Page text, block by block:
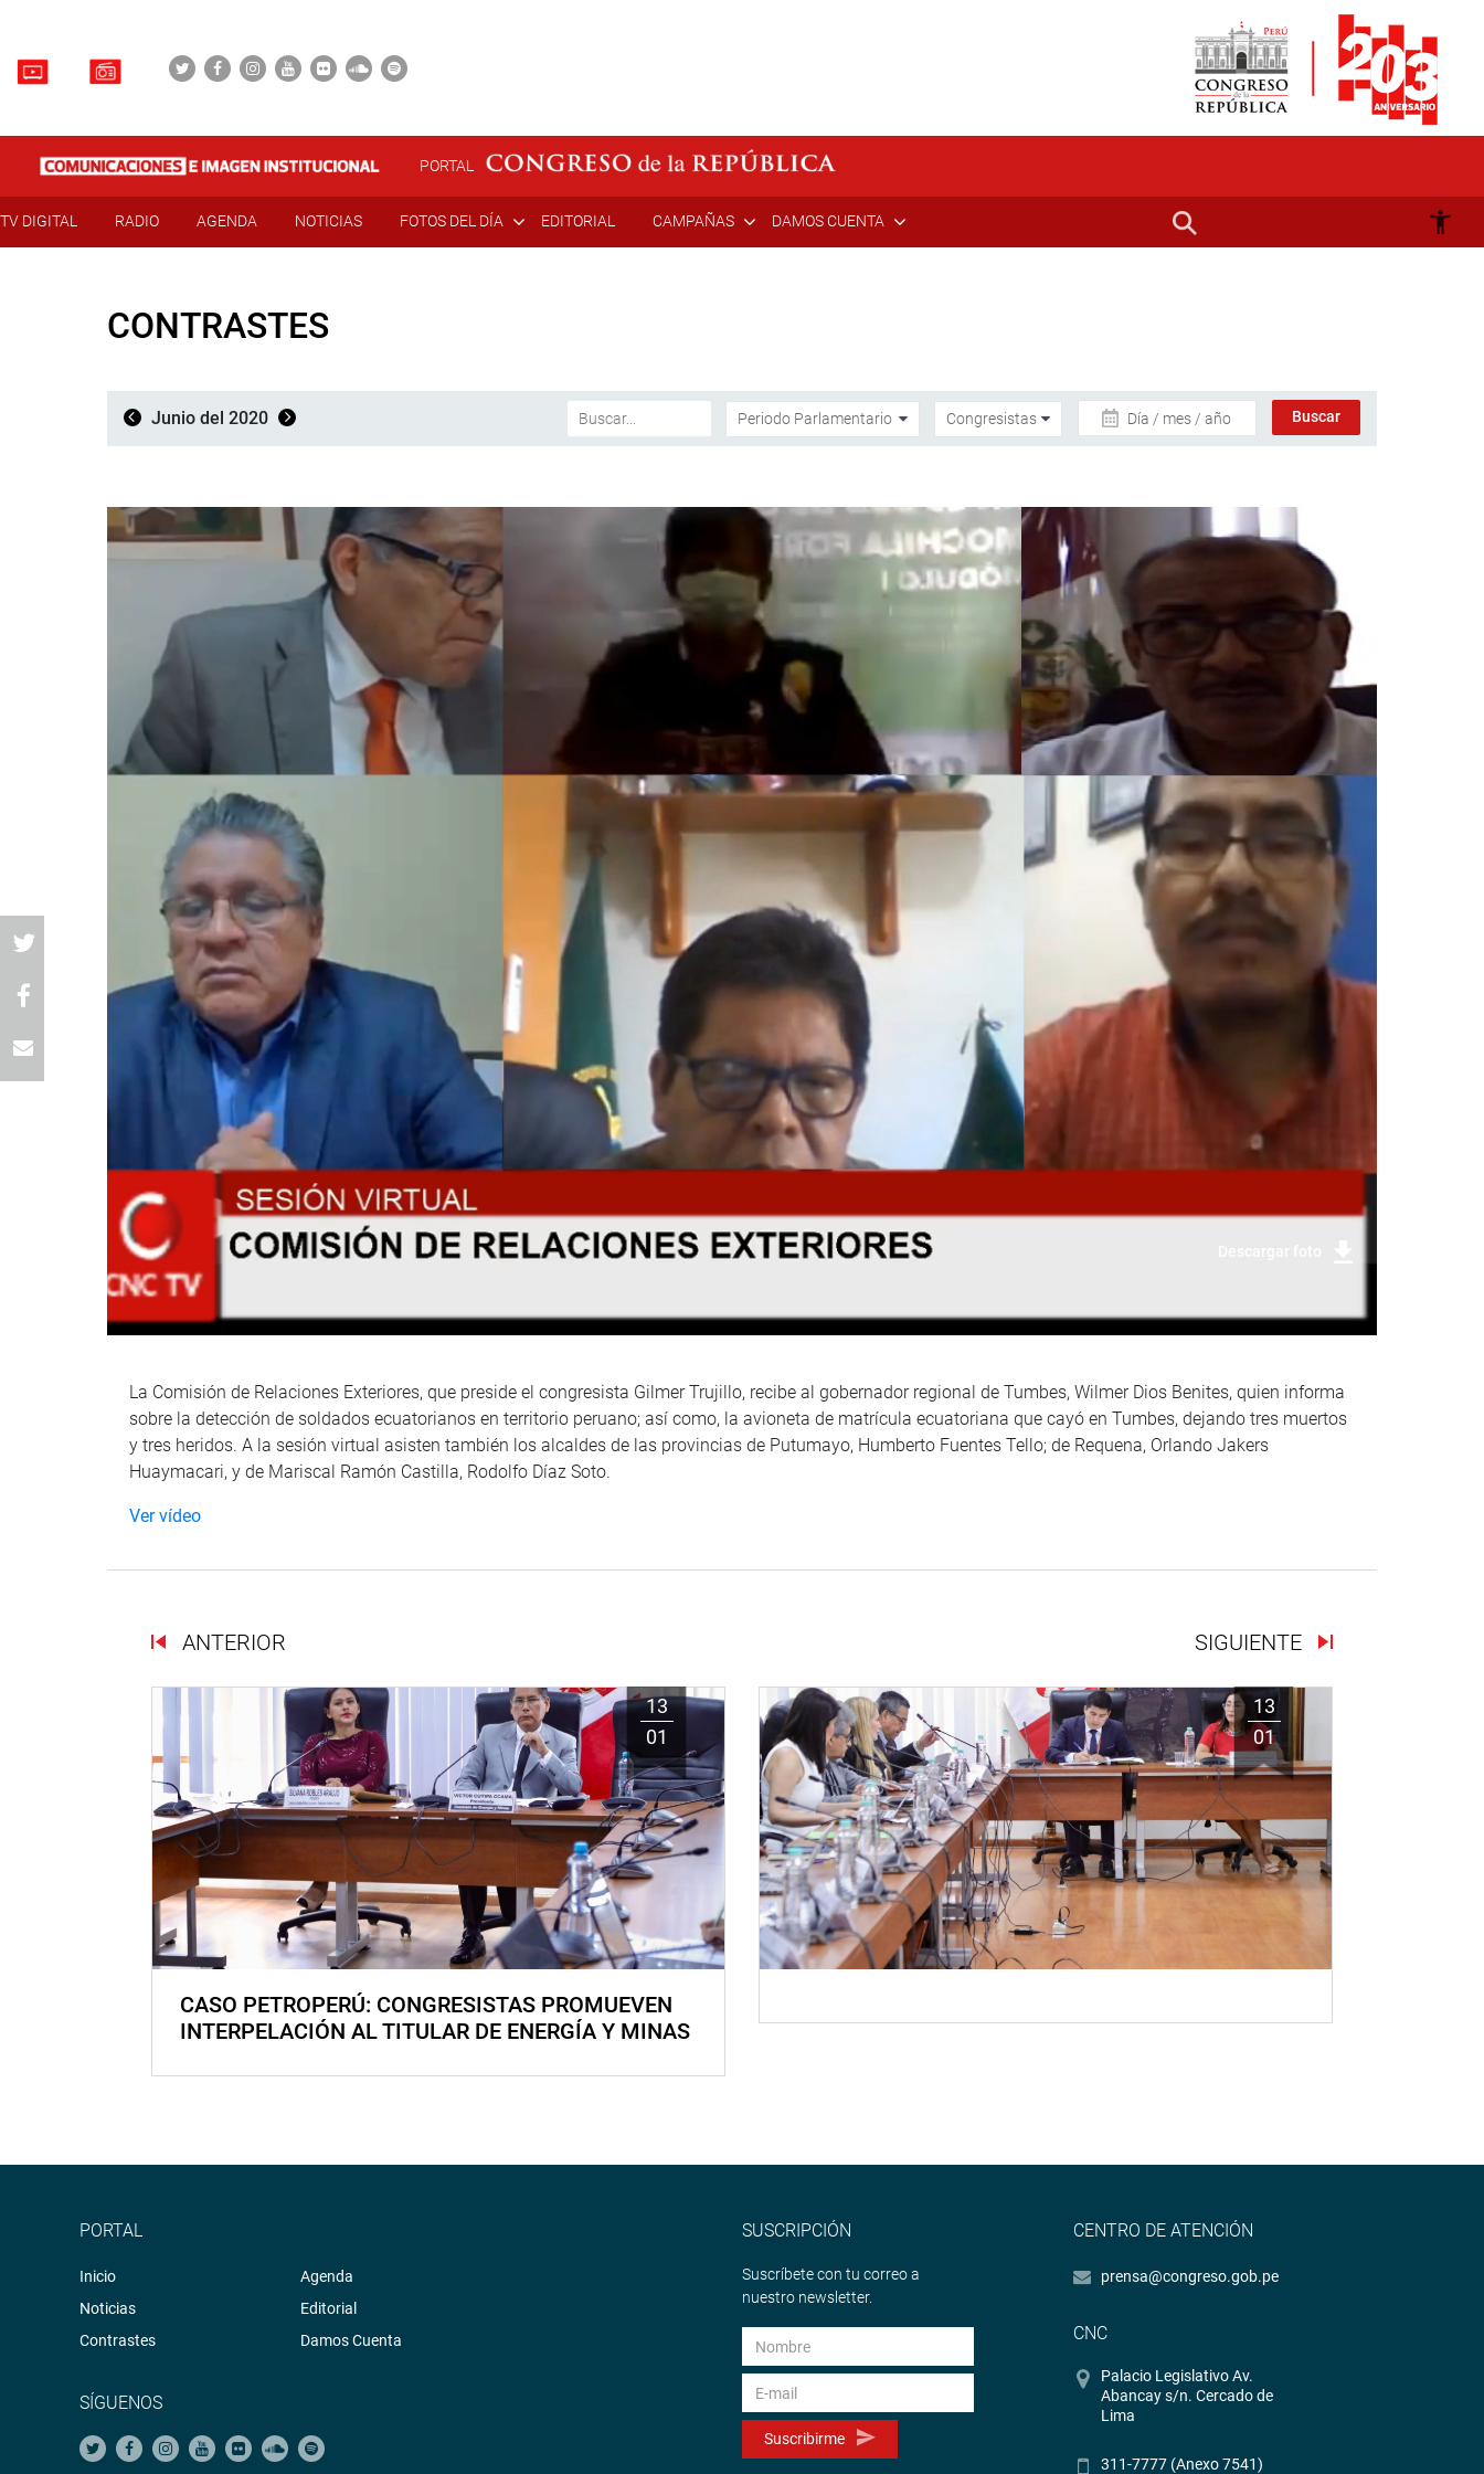
PORTAL
TV DIGITAL RADIO AGENDA NOTICIAS FOTOS DEL DÍA EDITORIAL CAMPAÑAS DAMOS CUENTA
CONTRASTES
Junio del 2020 Día / mes / año
La Comisión de Relaciones Exteriores, que preside el congresista Gilmer Trujillo, recibe al gobernador regional de Tumbes, Wilmer Dios Benites, quien informa
sobre la detección de soldados ecuatorianos en territorio peruano; así como, la avioneta de matrícula ecuatoriana que cayó en Tumbes, dejando tres muertos
y tres heridos. A la sesión virtual asisten también los alcaldes de las provincias de Putumayo, Humberto Fuentes Tello; de Requena, Orlando Jakers
Huaymacari, y de Mariscal Ramón Castilla, Rodolfo Díaz Soto.
Ver vídeo
ANTERIOR SIGUIENTE
13
01
CASO PETROPERÚ: CONGRESISTAS PROMUEVEN
INTERPELACIÓN AL TITULAR DE ENERGÍA Y MINAS
13
01
PORTAL
Inicio
Noticias
Contrastes
Agenda
Editorial
Damos Cuenta
SÍGUENOS
SUSCRIPCIÓN
Suscríbete con tu correo a
nuestro newsletter.
Suscribirme
CENTRO DE ATENCIÓN
prensa@congreso.gob.pe
CNC
Palacio Legislativo Av.
Abancay s/n. Cercado de
Lima
311-7777 (Anexo 7541)